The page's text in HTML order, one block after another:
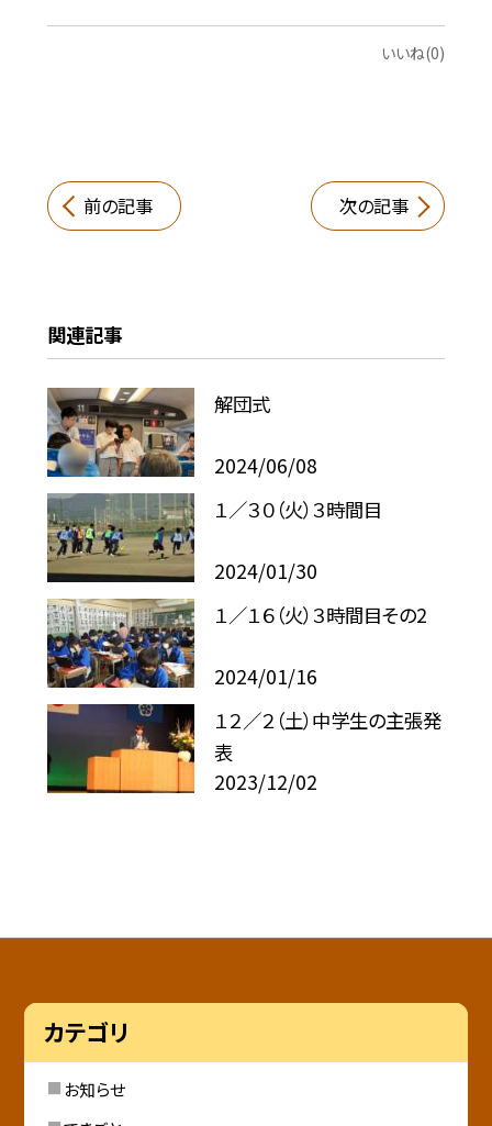
いいね(0)
前の記事 次の記事
関連記事
解団式
2024/06/08
１／３０（火）３時間目
2024/01/30
１／１６（火）３時間目その2
2024/01/16
１２／２（土）中学生の主張発
表
2023/12/02
カテゴリ
お知らせ